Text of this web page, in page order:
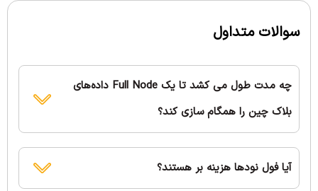
سوالات متداول
چه مدت طول می کشد تا یک Full Node داده‌های
بلاک چین را همگام سازی کند؟
آیا فول نودها هزینه بر هستند؟